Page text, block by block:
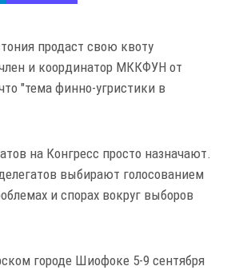
продаст свою квоту
и координатор МККФУН от
"тема финно-угристики в
на Конгресс просто назначают.
выбирают голосованием
и спорах вокруг выборов
городе Шиофоке 5-9 сентября